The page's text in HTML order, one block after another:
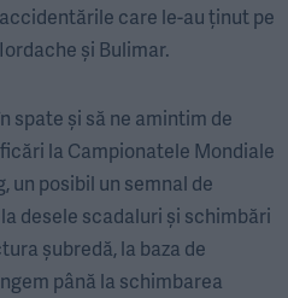
care le-au ținut pe
și Bulimar.
spate și să ne amintim de
la Campionatele Mondiale
un posibil un semnal de
desele scadaluri și schimbări
șubredă, la baza de
până la schimbarea